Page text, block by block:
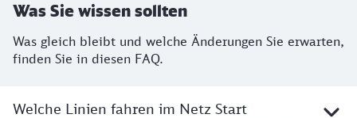
Was Sie wissen sollten
Was gleich bleibt und welche Änderungen Sie erwarten,
finden Sie in diesen FAQ.
Welche Linien fahren im Netz Start